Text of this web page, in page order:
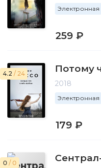
Электронная
259 ₽
4.2 / 24 Потому
2018
Электронная
179 ₽
0 / 0